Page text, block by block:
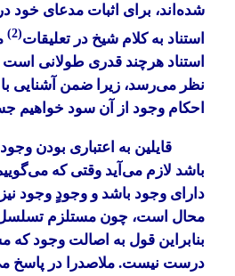
شده‌اند، برای اثبات مدعای
استناد به کلام شیخ در تعلیقات(2)
استناد هرچند قدری طولانی است
نظر می‌رسد، زیرا ضمن آشنایی
احکام وجود از آن سود خواهیم
قایلین به اعتباری بودن
باشد لازم می‌آید وقتی که
دارای وجود باشد و وجودٍ وجود
محال است، چون مستلزم
بنابراین قول به اصالت وجود
درست نیست. ملاصدرا در پاسخ